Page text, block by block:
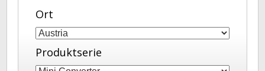
Modelle
Techn. Daten
Austria
Brazil
Canada
Ort
Produktserie